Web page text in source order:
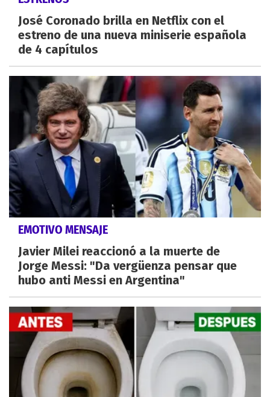
José Coronado brilla en Netflix con el
estreno de una nueva miniserie española
de 4 capítulos
EMOTIVO MENSAJE
Javier Milei reaccionó a la muerte de
Jorge Messi: "Da vergüenza pensar que
hubo anti Messi en Argentina"